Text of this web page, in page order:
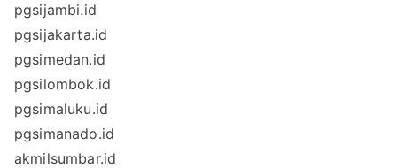
pgsijambi.id
pgsijakarta.id
pgsimedan.id
pgsilombok.id
pgsimaluku.id
pgsimanado.id
akmilsumbar.id